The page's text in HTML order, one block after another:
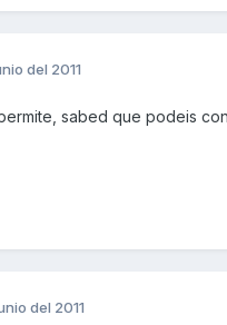
del 2011
sabed que podeis
del 2011